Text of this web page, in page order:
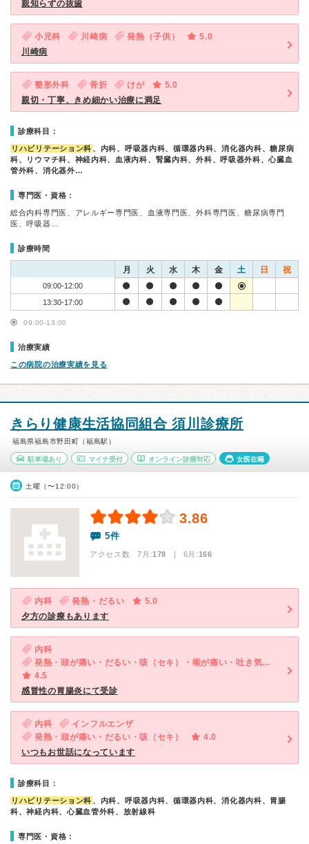
親知らずの抜歯
小児科 川崎病 発熱（子供）
5.0
川崎病
整形外科 骨折 けが
5.0
親切・丁寧、きめ細かい治療に満足
診療科目：
リハビリテーション科 、内科、呼吸器内科、循環器内科、消化器内科、糖尿病
科、リウマチ科、神経内科、血液内科、腎臓内科、外科、呼吸器外科、心臓血
管外科、消化器外…
専門医・資格：
総合内科専門医、アレルギー専門医、血液専門医、外科専門医、糖尿病専門
医、呼吸器…
診療時間
月 火 水 木 金 土 日 祝
09:00-12:00
13:30-17:00
09:00-13:00
治療実績
この病院の治療実績を見る
きらり健康生活協同組合 須川診療所
福島県福島市野田町（福島駅）
駐車場あり マイナ受付 オンライン診療対応 女医在籍
土曜（〜12:00）
3.86
5件
アクセス数 7月:178 | 6月:166
内科 発熱・だるい
5.0
夕方の診療もあります
内科
発熱・頭が痛い・だるい・咳（セキ）・喉が痛い・吐き気・嘔吐・急性の下痢
4.5
感冒性の胃腸炎にて受診
内科
インフルエンザ
発熱・頭が痛い・だるい・咳（セキ）
4.0
いつもお世話になっています
診療科目：
リハビリテーション科 、内科、呼吸器内科、循環器内科、消化器内科、胃腸
科、神経内科、心臓血管外科、放射線科
専門医・資格：